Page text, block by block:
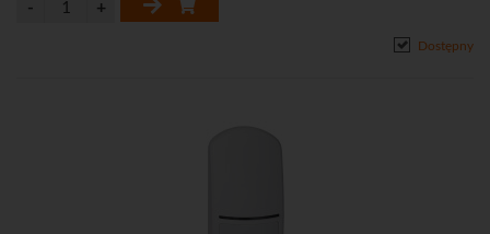
• Możliwość konfiguracji ustawień czujki przy pomocy pilota OPT-1
• Ochrona sabotażowa przed otwarciem obudowy i oderwaniem od
Dostępny